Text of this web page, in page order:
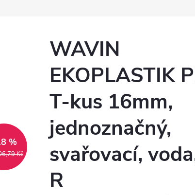
Kč
%
WAVIN
EKOPLASTIK
T-kus 16mm,
jednoznačný,
svařovací,
R